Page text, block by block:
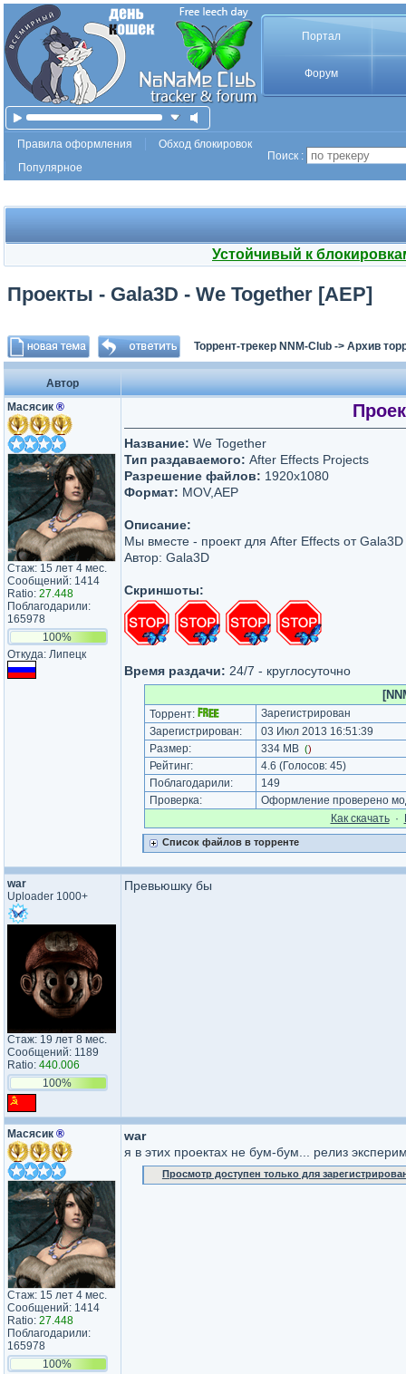
Портал
Форум
Правила оформления
Обход блокировок
Популярное
Поиск :
Устойчивый к
Проекты - Gala3D - We Together [AEP]
Торрент-трекер NNM-Club -> Архив
Автор
Масясик ®
Стаж: 15 лет 4 мес.
Сообщений: 1414
Ratio: 27.448
Поблагодарили:
165978
100%
Откуда: Липецк
Название: We Together
Тип раздаваемого: After Effects Projects
Разрешение файлов: 1920x1080
Формат: MОV,AEP
Описание:
Мы вместе - проект для After Effects от Gala3D
Автор: Gala3D
Скриншоты:
Время раздачи: 24/7 - круглосуточно
Торрент:
Зарегистрирован
Зарегистрирован:
03 Июл 2013 16:51:39
Размер:
334 MB ()
Рейтинг: 4.6 (Голосов: 45)
Поблагодарили:
149
Проверка:
Оформление проверено
Как cкачать·
Список файлов в торренте
war
Uploader 1000+
Стаж: 19 лет 8 мес.
Сообщений: 1189
Ratio: 440.006
100%
Превьюшку бы
Масясик ®
Стаж: 15 лет 4 мес.
Сообщений: 1414
Ratio: 27.448
Поблагодарили:
165978
100%
war
я в этих проектах не бум-бум... релиз
Просмотр доступен только для